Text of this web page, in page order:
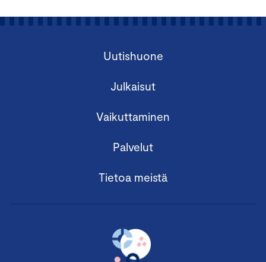
Uutishuone
Julkaisut
Vaikuttaminen
Palvelut
Tietoa meistä